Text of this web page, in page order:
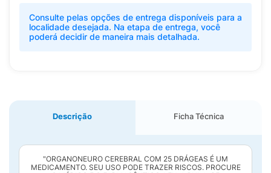
Consulte pelas opções de entrega disponíveis para a
localidade desejada. Na etapa de entrega, você
poderá decidir de maneira mais detalhada.
Descrição Ficha Técnica
"ORGANONEURO CEREBRAL COM 25 DRÁGEAS É UM
MEDICAMENTO. SEU USO PODE TRAZER RISCOS. PROCURE